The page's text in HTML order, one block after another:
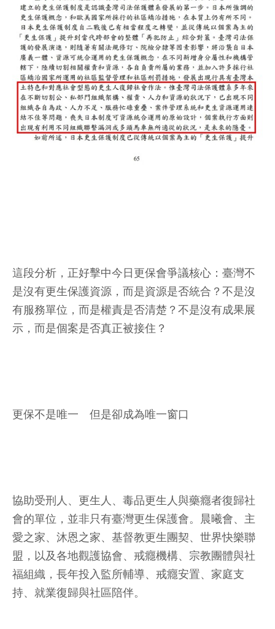
這段分析，正好擊中今日更保會爭議核心：臺灣不
是沒有更生保護資源，而是資源是否統合？不是沒
有服務單位，而是權責是否清楚？不是沒有成果展
示，而是個案是否真正被接住？
更保不是唯一 但是卻成為唯一窗口
協助受刑人、更生人、毒品更生人與藥癮者復歸社
會的單位，並非只有臺灣更生保護會。晨曦會、主
愛之家、沐恩之家、基督教更生團契、世界快樂聯
盟，以及各地觀護協會、戒癮機構、宗教團體與社
福組織，長年投入監所輔導、戒癮安置、家庭支
持、就業復歸與社區陪伴。